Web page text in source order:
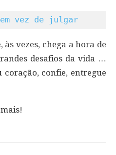
vez de julgar
às vezes, chega a hora de
desafios da vida …
coração, confie, entregue